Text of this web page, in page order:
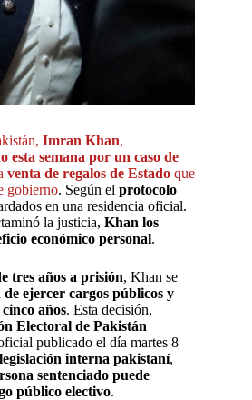
Imran Khan,
esta semana por un caso de
venta de regalos de Estado que
gobierno. Según el protocolo
en una residencia oficial.
la justicia, Khan los
económico personal.
tres años a prisión, Khan se
ejercer cargos públicos y
años. Esta decisión,
Electoral de Pakistán
publicado el día martes 8
legislación interna pakistaní,
sentenciado puede
público electivo.